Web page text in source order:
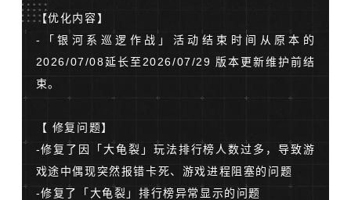
【优化内容】
-「银河系巡逻作战」活动结束时间从原本的
2026/07/08延长至2026/07/29 版本更新维护前结
束。
【 修复问题】
-修复了因「大龟裂」玩法排行榜人数过多，导致游
戏途中偶现突然报错卡死、游戏进程阻塞的问题
-修复了「大龟裂」排行榜异常显示的问题